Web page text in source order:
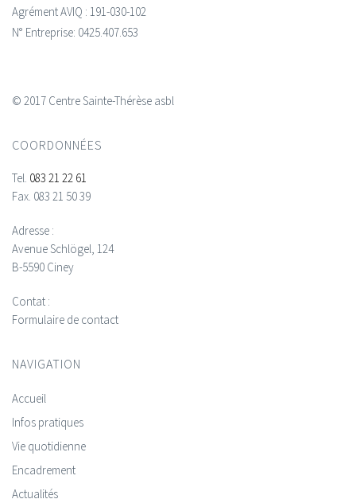
Agrément AVIQ : 191-030-102
N° Entreprise: 0425.407.653
© 2017 Centre Sainte-Thérèse asbl
COORDONNÉES
Tel. 083 21 22 61
Fax. 083 21 50 39
Adresse :
Avenue Schlögel, 124
B-5590 Ciney
Contat :
Formulaire de contact
NAVIGATION
Accueil
Infos pratiques
Vie quotidienne
Encadrement
Actualités